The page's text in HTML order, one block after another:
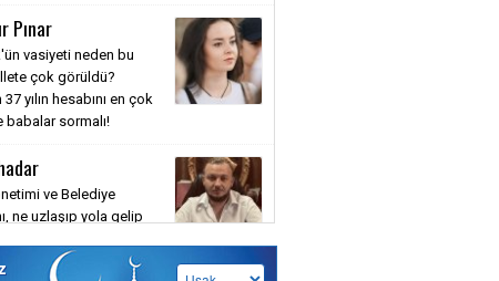
Pınar
vasiyeti neden bu
çok görüldü?
37 yılın hesabını en çok
babalar sormalı!
ve Belediye
ne uzlaşıp yola gelip
yazıp savaşmaya